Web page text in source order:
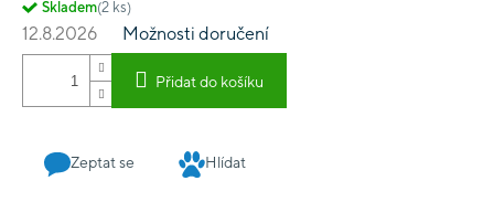
Skladem(2 ks)
12.8.2026 Možnosti doručení
Přidat do košíku
Zeptat se Hlídat